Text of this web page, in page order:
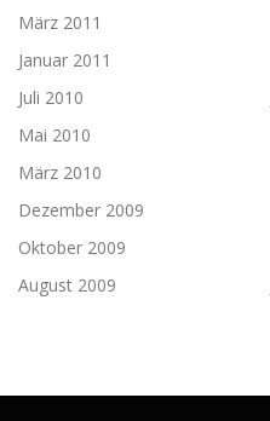
März 2011
Januar 2011
Juli 2010
Mai 2010
März 2010
Dezember 2009
Oktober 2009
August 2009